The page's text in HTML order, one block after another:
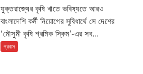
যুক্তরাজ্যের কৃষি খাতে ভবিষ্যতে আরও
বাংলাদেশি কর্মী নিয়োগের সুবিধার্থে সে দেশের
‘মৌসুমী কৃষি শ্রমিক স্কিম’-এর সব...
প্রবাস